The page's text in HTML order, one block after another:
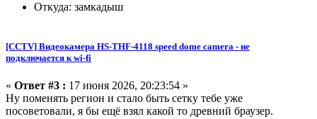
Откуда: замкадыш
[CCTV] Видеокамера HS-THF-4118 speed dome camera - не
подключается к wi-fi
« Ответ #3 : 17 июня 2026, 20:23:54 »
Ну поменять регион и стало быть сетку тебе уже
посоветовали, я бы ещё взял какой то древний браузер.